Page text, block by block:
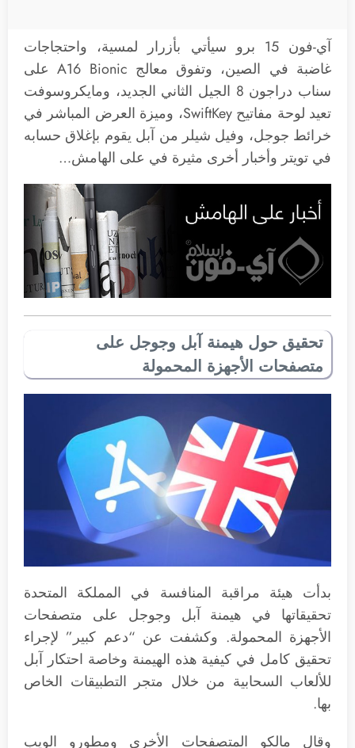
آي-فون 15 برو سيأتي بأزرار لمسية، واحتجاجات
غاضبة في الصين، وتفوق معالج A16 Bionic على
سناب دراجون 8 الجيل الثاني الجديد، ومايكروسوفت
تعيد لوحة مفاتيح SwiftKey، وميزة العرض المباشر في
خرائط جوجل، وفيل شيلر من آبل يقوم بإغلاق حسابه
في تويتر وأخبار أخرى مثيرة في على الهامش…
تحقيق حول هيمنة آبل وجوجل على
متصفحات الأجهزة المحمولة
بدأت هيئة مراقبة المنافسة في المملكة المتحدة
تحقيقاتها في هيمنة آبل وجوجل على متصفحات
الأجهزة المحمولة. وكشفت عن “دعم كبير” لإجراء
تحقيق كامل في كيفية هذه الهيمنة وخاصة احتكار آبل
للألعاب السحابية من خلال متجر التطبيقات الخاص
بها.
وقال مالكو المتصفحات الأخرى ومطورو الويب